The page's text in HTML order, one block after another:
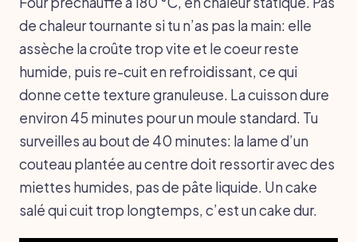
de chaleur tournante si tu n’as pas la main: elle
assèche la croûte trop vite et le coeur reste
humide, puis re-cuit en refroidissant, ce qui
donne cette texture granuleuse. La cuisson dure
environ 45 minutes pour un moule standard. Tu
surveilles au bout de 40 minutes: la lame d’un
couteau plantée au centre doit ressortir avec des
miettes humides, pas de pâte liquide. Un cake
salé qui cuit trop longtemps, c’est un cake dur.